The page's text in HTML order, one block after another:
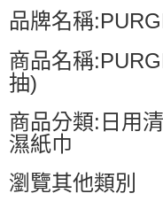
品牌名稱
商品名稱
抽)
商品分類:日用
濕紙巾
瀏覽其他類別